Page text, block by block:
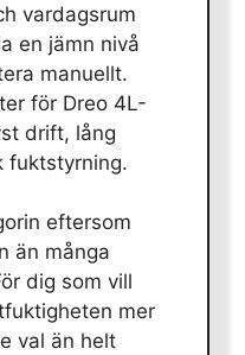
vardagsrum
en jämn nivå
manuellt.
för Dreo 4L-
drift, lång
fuktstyrning.
eftersom
än många
dig som vill
mer
val än helt